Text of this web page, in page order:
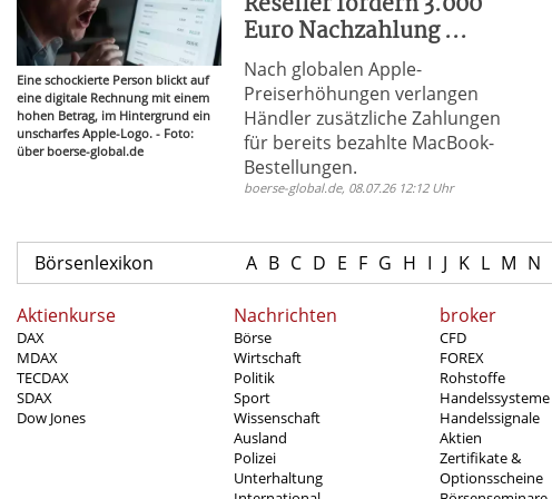
Eine schockierte Person blickt auf
eine digitale Rechnung mit einem
hohen Betrag, im Hintergrund ein
unscharfes Apple-Logo. - Foto:
über boerse-global.de
Euro Nachzahlung ...
Nach globalen Apple-
Preiserhöhungen verlangen
Händler zusätzliche Zahlungen
für bereits bezahlte MacBook-
Bestellungen.
boerse-global.de, 08.07.26 12:12 Uhr
Börsenlexikon A B C D E F G H I J K L M N
Aktienkurse
DAX
MDAX
TECDAX
SDAX
Dow Jones
Nachrichten
Börse
Wirtschaft
Politik
Sport
Wissenschaft
Ausland
Polizei
Unterhaltung
broker
CFD
FOREX
Rohstoffe
Handelssysteme
Handelssignale
Aktien
Zertifikate &
Optionsscheine